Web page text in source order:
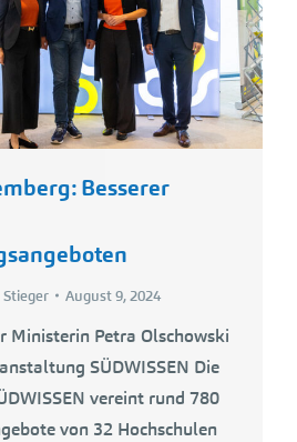
Besserer
August 9, 2024
Ministerin Petra Olschowski
SÜDWISSEN Die
vereint rund 780
von 32 Hochschulen